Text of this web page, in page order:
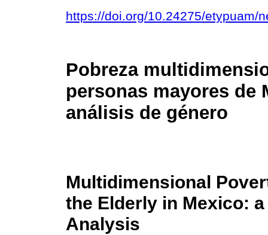
https://doi.org/10.24275/etypuam/
Pobreza
personas mayores de
análisis de género
Multidimensional
the Elderly in Mexico:
Analysis